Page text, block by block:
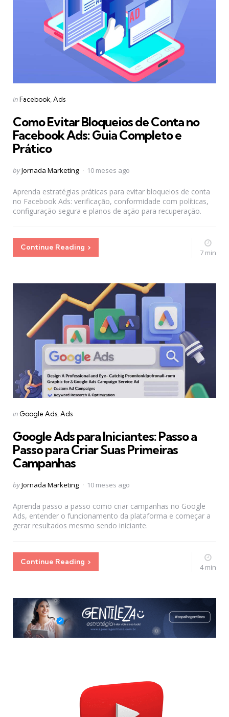
Categories
Posted
inFacebook Ads
Como Evitar Bloqueios de Conta no
Facebook Ads: Guia Completo e
Prático
Posted
byJornada Marketing 10 meses ago
Aprenda estratégias práticas para evitar bloqueios de conta
no Facebook Ads: verificação, conformidade com políticas,
configuração segura e planos de ação para recuperação.
Continue Reading
7 min
Categories
Posted
in Google Ads Ads
Google Ads para Iniciantes: Passo a
Passo para Criar Suas Primeiras
Campanhas
Posted
byJornada Marketing 10 meses ago
Aprenda passo a passo como criar campanhas no Google
Ads, entender o funcionamento da plataforma e começar a
gerar resultados mesmo sendo iniciante.
Continue Reading
4 min